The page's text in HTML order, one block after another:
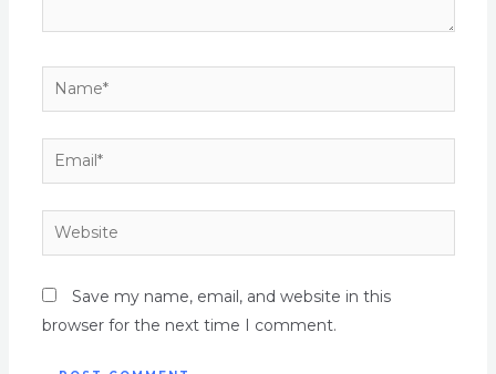
Save my name, email, and website in this
browser for the next time I comment.